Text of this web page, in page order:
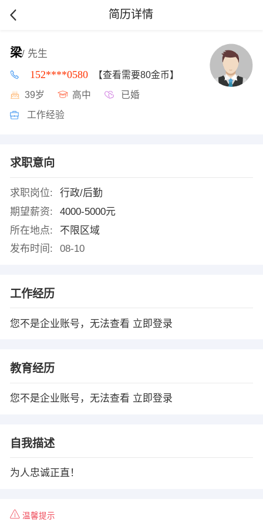
简历详情
梁/ 先生
152****0580 【查看需要80金币】
39岁 高中 已婚
工作经验
求职意向
求职岗位:
行政/后勤
期望薪资:
4000-5000元
所在地点:
不限区域
发布时间:
08-10
工作经历
您不是企业账号，无法查看 立即登录
教育经历
您不是企业账号，无法查看 立即登录
自我描述
为人忠诚正直！
温馨提示